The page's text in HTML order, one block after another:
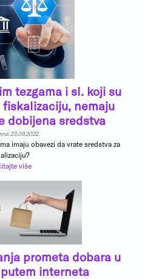
tezgama i sl. koji su
nemaju
dobijena sredstva
23.09.2022.
imaju obavezi da vrate sredstva za
više
prometa dobara u
interneta